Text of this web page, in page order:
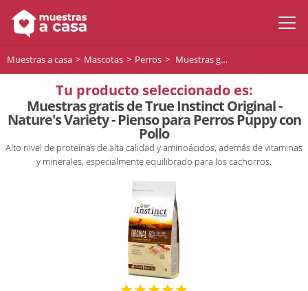
Muestras a casa Mascotas Perros Muestras gratis de True Instinct Original - Nature's Variety - Pienso para Perros Puppy con Pollo
Tu producto seleccionado es:
Muestras gratis de True Instinct Original -
Nature's Variety - Pienso para Perros Puppy con
Pollo
Alto nivel de proteínas de alta calidad y aminoácidos, además de vitaminas
y minerales, especialmente equilibrado para los cachorros.